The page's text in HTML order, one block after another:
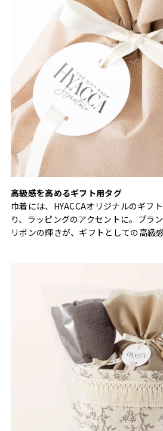
高級感を高めるギフト用タグ
巾着には、HYACCAオリジナルのギフ
り、ラッピングのアクセントに。ブラ
リボンの輝きが、ギフトとしての高級